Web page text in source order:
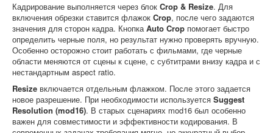
Кадрирование выполняется через блок Crop & Resize. Для
включения обрезки ставится флажок Crop, после чего задаются
значения для сторон кадра. КнопкаAuto Crop помогает быстро
определить черные поля, но результат нужно проверять вручную.
Особенно осторожно стоит работать с фильмами, где черные
области меняются от сцены к сцене, с субтитрами внизу кадра и с
нестандартным aspect ratio.
Resize включается отдельным флажком. После этого задается
новое разрешение. При необходимости используется Suggest
Resolution (mod16). В старых сценариях mod16 был особенно
важен для совместимости и эффективности кодирования. В